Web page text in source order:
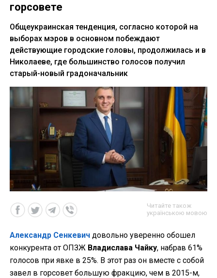
горсовете
Общеукраинская тенденция, согласно которой на
выборах мэров в основном побеждают
действующие городские головы, продолжилась и в
Николаеве, где большинство голосов получил
старый-новый градоначальник
Читайте також
українською мовою
Александр Сенкевич довольно уверенно обошел
конкурента от ОПЗЖ Владислава Чайку, набрав 61%
голосов при явке в 25%. В этот раз он вместе с собой
завел в горсовет большую фракцию, чем в 2015-м,